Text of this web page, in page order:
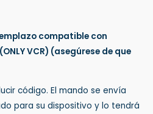
compatible con
VCR) (asegúrese de que
código. El mando se envía
para su dispositivo y lo tendrá